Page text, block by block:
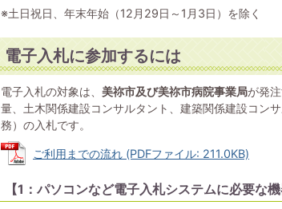
※土日祝日、年末年始（12月29日～1月3日）を除く
電子入札に参加するには
電子入札の対象は、 美祢市及び美祢市病院事業局が発
量、土木関係建設コンサルタント、建築関係建設コン
務）の入札です。
ご利用までの流れ (PDFファイル: 211.0KB)
【1：パソコンなど電子入札システムに必要な機